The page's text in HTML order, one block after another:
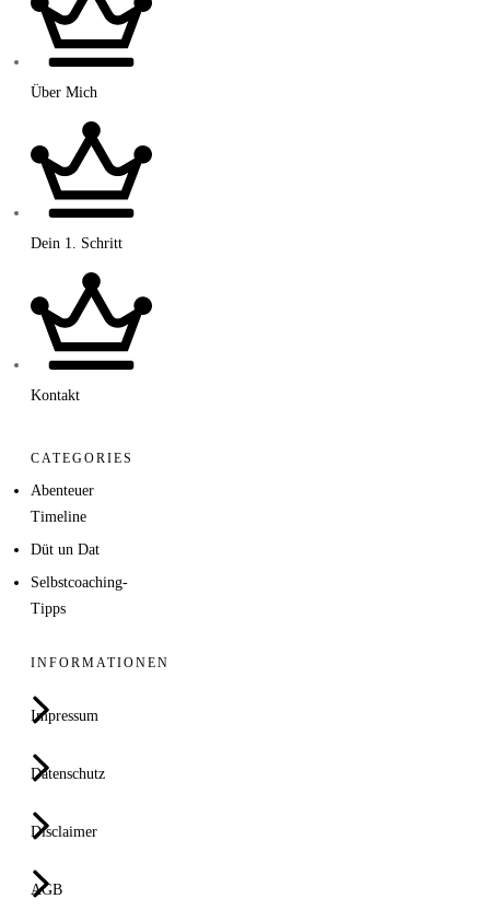
Über Mich
Dein 1. Schritt
Kontakt
CATEGORIES
Abenteuer
Timeline
Düt un Dat
Selbstcoaching-
Tipps
INFORMATIONEN
Impressum
Datenschutz
Disclaimer
AGB